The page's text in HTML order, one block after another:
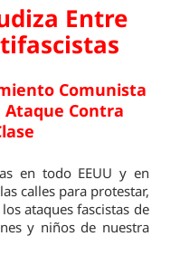
Entre
Comunista
Ataque Contra
en todo EEUU y en
calles para protestar,
ataques fascistas de
y niños de nuestra